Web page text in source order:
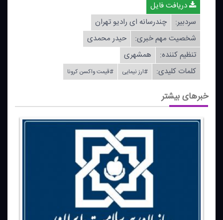
دریافت فایل
سردبیر:
چندرسانه ای رادیو تهران
شخصیت مهم خبری:
حیدر محمدی
تنظیم كننده:
همشهری
کلمات کلیدی:
#ارز نیمایی #قیمت واكسن كرونا
خبرهای بیشتر